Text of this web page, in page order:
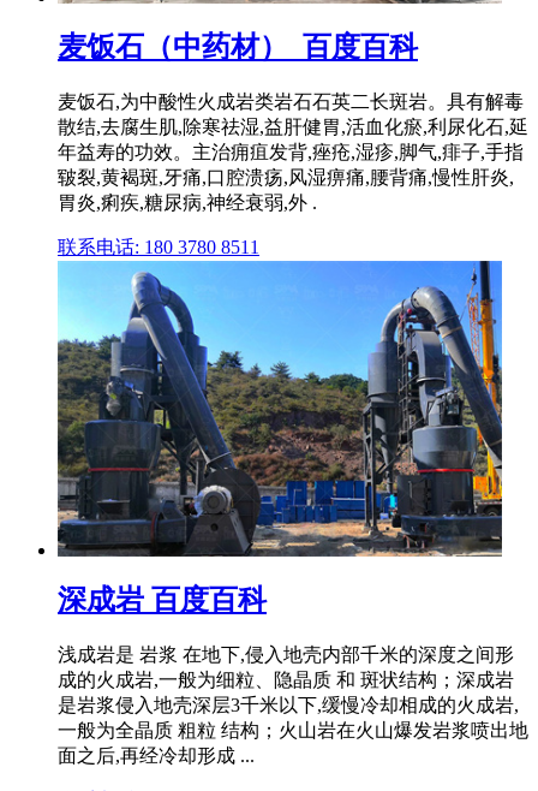
麦饭石（中药材）_百度百科
麦饭石,为中酸性火成岩类岩石石英二长斑岩。具有解毒
散结,去腐生肌,除寒祛湿,益肝健胃,活血化瘀,利尿化石,延
年益寿的功效。主治痈疽发背,痤疮,湿疹,脚气,痱子,手指
皲裂,黄褐斑,牙痛,口腔溃疡,风湿痹痛,腰背痛,慢性肝炎,
胃炎,痢疾,糖尿病,神经衰弱,外 .
联系电话: 180 3780 8511
深成岩 百度百科
浅成岩是 岩浆 在地下,侵入地壳内部千米的深度之间形
成的火成岩,一般为细粒、隐晶质 和 斑状结构；深成岩
是岩浆侵入地壳深层3千米以下,缓慢冷却相成的火成岩,
一般为全晶质 粗粒 结构；火山岩在火山爆发岩浆喷出地
面之后,再经冷却形成 ...